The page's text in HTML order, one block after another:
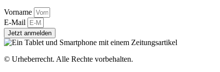
Vorname
E-Mail
Jetzt anmelden
© Urheberrecht. Alle Rechte vorbehalten.